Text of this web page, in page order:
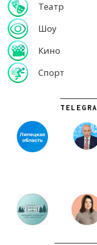
Театр
Шоу
Кино
Спорт